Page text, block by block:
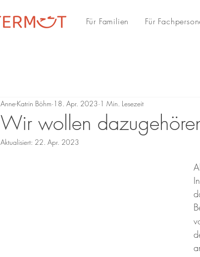
Für Familien Für
Wir wollen
Anne-Katrin Böhm 18. Apr. 2023 1 Min. Lesezeit
Aktualisiert: 22. Apr. 2023